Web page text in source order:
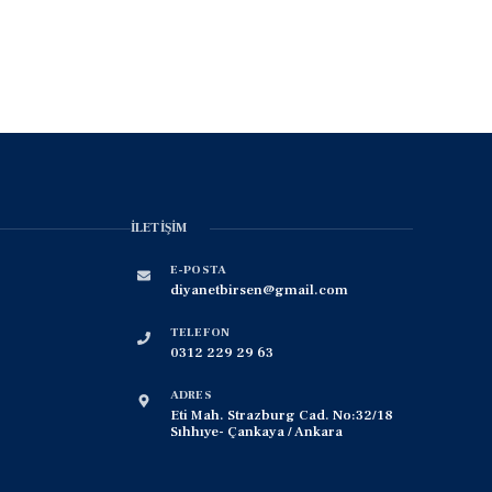
İLETIŞIM
E-POSTA
diyanetbirsen@gmail.com
TELEFON
0312 229 29 63
ADRES
Eti Mah. Strazburg Cad. No:32/18
Sıhhıye- Çankaya / Ankara